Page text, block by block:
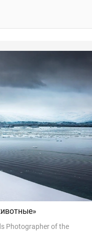
Photographer of the